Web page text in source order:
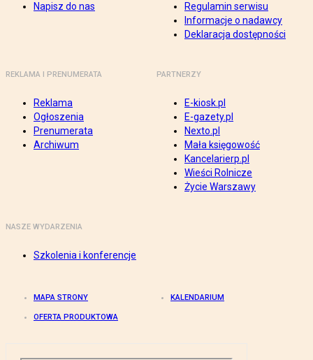
Napisz do nas
Regulamin serwisu
Informacje o nadawcy
Deklaracja dostępności
REKLAMA I PRENUMERATA
Reklama
Ogłoszenia
Prenumerata
Archiwum
PARTNERZY
E-kiosk.pl
E-gazety.pl
Nexto.pl
Mała księgowość
Kancelarierp.pl
Wieści Rolnicze
Życie Warszawy
NASZE WYDARZENIA
Szkolenia i konferencje
MAPA STRONY KALENDARIUM
OFERTA PRODUKTOWA